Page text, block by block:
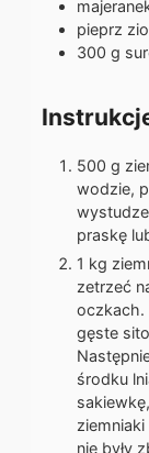
pieprz
300 g
500 g
wodzie,
praskę
1 kg
zetrzeć
oczkach.
gęste
środku
nie były